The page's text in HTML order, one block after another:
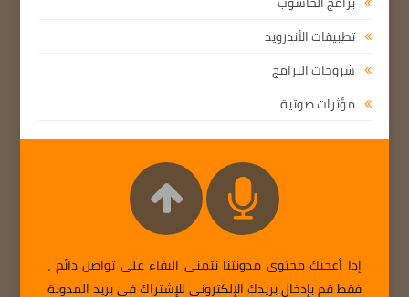
تطبيقات الأندرويد
شروحات البرامج
مؤثرات صوتية
إذا أعجبك محتوى مدونتنا نتمنى البقاء على تواصل دائم ،
فقط قم بإدخال بريدك الإلكتروني للإشتراك في بريد المدونة